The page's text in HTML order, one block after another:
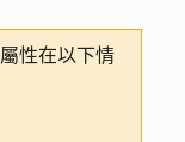
屬性在以下情